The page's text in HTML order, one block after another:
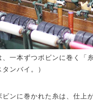
、一本ずつボビンに巻く「
ンバイ。）
ビンに巻かれた糸は、仕上